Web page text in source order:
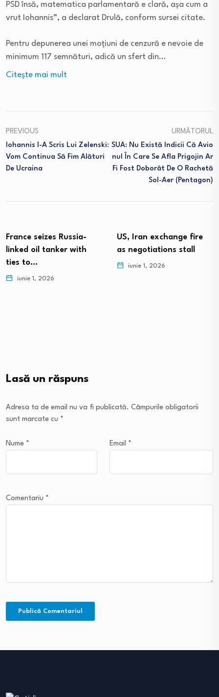
PSD însă, matematica parlamentară e clară, așa cum a
vrut Iohannis”, a declarat Drulă, conform sursei citate.
Pentru depunerea unei moțiuni de cenzură e nevoie de
minimum 117 semnături, adică un sfert din…
Citeşte mai mult
PREVIOUS
Iohannis I-A Scris Lui Zelenski:
Vom Continua Să Fim Alături
De Ucraina
URMĂTORUL
SUA: Nu Există Indicii Că Avio
Nul În Care Se Afla Prigojin Ar
Fi Fost Doborât De O Rachetă
Sol-Aer (Pentagon)
France seizes Russia-
linked oil tanker with
ties to…
iunie 1, 2026
US, Iran exchange fire
as negotiations stall
iunie 1, 2026
Lasă un răspuns
Adresa ta de email nu va fi publicată. Câmpurile obligatorii
sunt marcate cu *
Nume * Email *
Comentariu *